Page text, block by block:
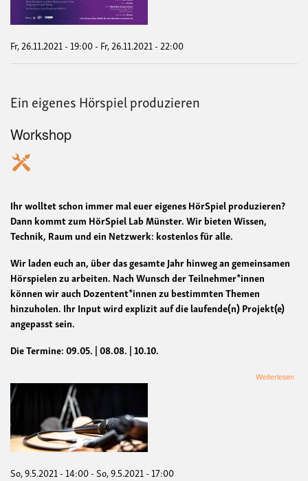
Fr, 26.11.2021 - 19:00- Fr, 26.11.2021 - 22:00
Ein eigenes Hörspiel produzieren
Workshop
Ihr wolltet schon immer mal euer eigenes HörSpiel produzieren?
Dann kommt zum HörSpiel Lab Münster. Wir bieten Wissen,
Technik, Raum und ein Netzwerk: kostenlos für alle.
Wir laden euch an, über das gesamte Jahr hinweg an gemeinsamen
Hörspielen zu arbeiten. Nach Wunsch der Teilnehmer*innen
können wir auch Dozentent*innen zu bestimmten Themen
hinzuholen. Ihr Input wird explizit auf die laufende(n) Projekt(e)
angepasst sein.
Die Termine: 09.05. | 08.08. | 10.10.
Weiterlesen
So, 9.5.2021 - 14:00-So, 9.5.2021 - 17:00